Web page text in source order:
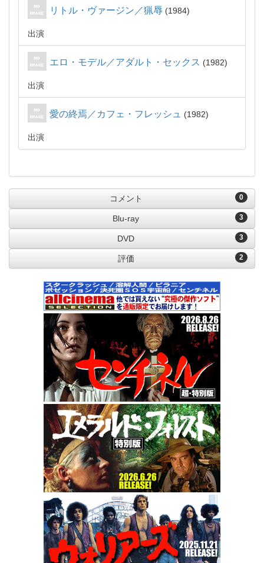
リトル・ヴァージン／猟辱 1984
出演
エロ・モデル／アダルト・セックス 1982
出演
愛の終焉／カフェ・フレッシュ 1982
出演
0
コメント
3
Blu-ray
3
DVD
2
評価